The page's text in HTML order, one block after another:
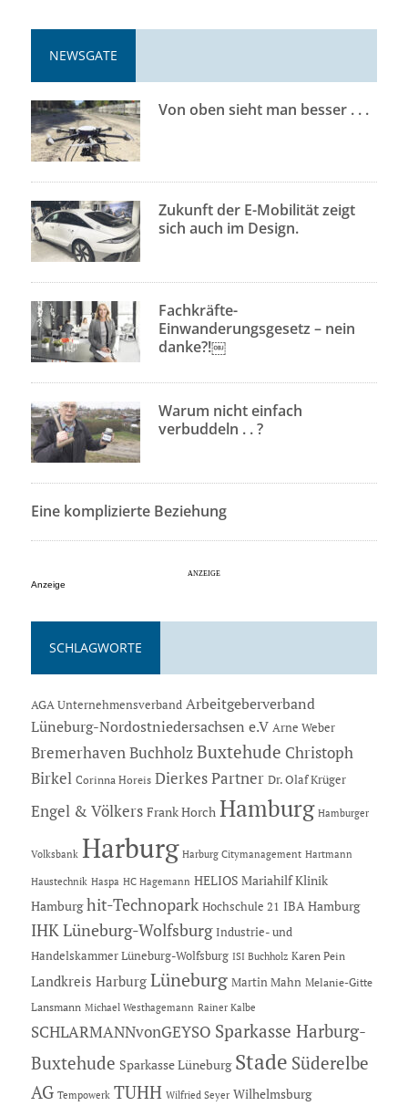
NEWSGATE
Von oben sieht man besser . . .
Zukunft der E-Mobilität zeigt
sich auch im Design.
Fachkräfte-
Einwanderungsgesetz – nein
danke?!￼
Warum nicht einfach
verbuddeln . . ?
Eine komplizierte Beziehung
Anzeige
SCHLAGWORTE
AGA Unternehmensverband Arbeitgeberverband
Lüneburg-Nordostniedersachsen e.V Arne Weber
Bremerhaven Buchholz Buxtehude Christoph
Birkel Corinna Horeis Dierkes Partner Dr. Olaf Krüger
Engel & Völkers Frank Horch Hamburg Hamburger
Volksbank Harburg Harburg Citymanagement Hartmann
Haustechnik Haspa HC Hagemann HELIOS Mariahilf Klinik
Hamburg hit-Technopark Hochschule 21 IBA Hamburg
IHK Lüneburg-Wolfsburg Industrie- und
Handelskammer Lüneburg-Wolfsburg ISI Buchholz Karen Pein
Landkreis Harburg Lüneburg Martin Mahn Melanie-Gitte
Lansmann Michael Westhagemann Rainer Kalbe
SCHLARMANNvonGEYSO Sparkasse Harburg-
Buxtehude Sparkasse Lüneburg Stade Süderelbe
AG Tempowerk TUHH Wilfried Seyer Wilhelmsburg